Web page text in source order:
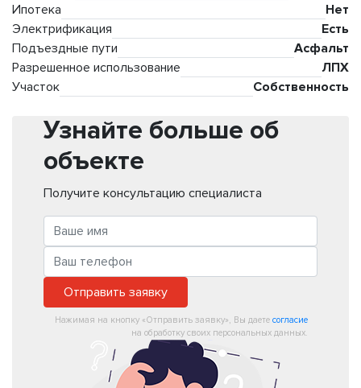
Ипотека
Нет
Электрификация
Есть
Подъездные пути
Асфальт
Разрешенное использование
ЛПХ
Участок
Собственность
Узнайте больше об
объекте
Получите консультацию специалиста
Отправить заявку
Нажимая на кнопку «Отправить заявку», Вы даете согласие
на обработку своих персональных данных.